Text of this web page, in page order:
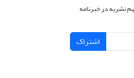
نشریه در خبرنامه
اشتراک